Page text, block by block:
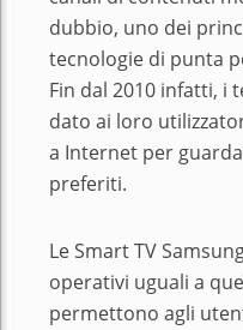
dubbio, uno dei
tecnologie di punta
Fin dal 2010 infatti, i
dato ai loro
a Internet per
preferiti.
Le Smart TV
operativi uguali a
permettono agli